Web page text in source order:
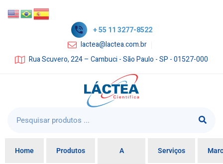
+ 55 11 3277-8522
lactea@lactea.com.br
Rua Scuvero, 224 – Cambuci - São Paulo - SP - 01527-000
Home Produtos A Serviços